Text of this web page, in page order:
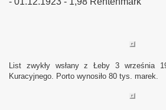
List zwykły wsłany z Łeby 3 września
Kuracyjnego. Porto wynosiło 80 tys. marek.